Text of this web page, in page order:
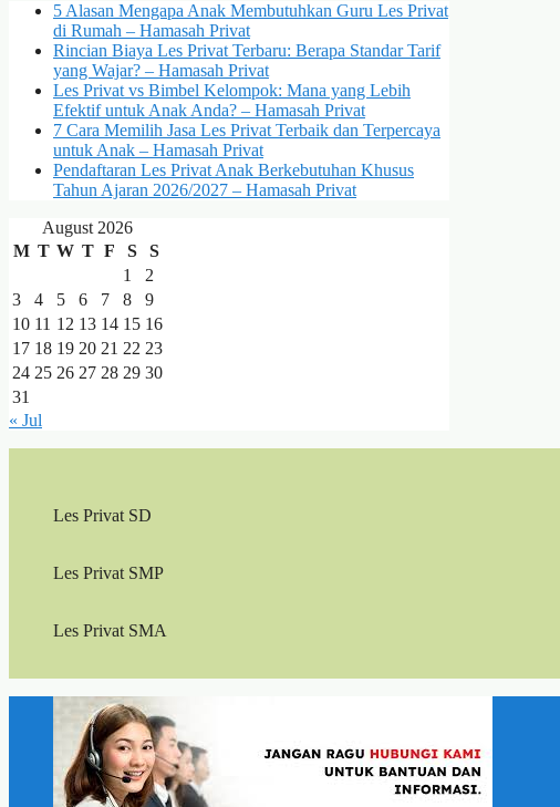
5 Alasan Mengapa Anak Membutuhkan Guru Les Privat
di Rumah – Hamasah Privat
Rincian Biaya Les Privat Terbaru: Berapa Standar Tarif
yang Wajar? – Hamasah Privat
Les Privat vs Bimbel Kelompok: Mana yang Lebih
Efektif untuk Anak Anda? – Hamasah Privat
7 Cara Memilih Jasa Les Privat Terbaik dan Terpercaya
untuk Anak – Hamasah Privat
Pendaftaran Les Privat Anak Berkebutuhan Khusus
Tahun Ajaran 2026/2027 – Hamasah Privat
August 2026
M T W T F S
S
1
2
3
4 5 6 7 8
9
10 11 12 13 14 15 16
17 18 19 20 21 22 23
24 25 26 27 28 29 30
31
« Jul
Les Privat SD
Les Privat SMP
Les Privat SMA